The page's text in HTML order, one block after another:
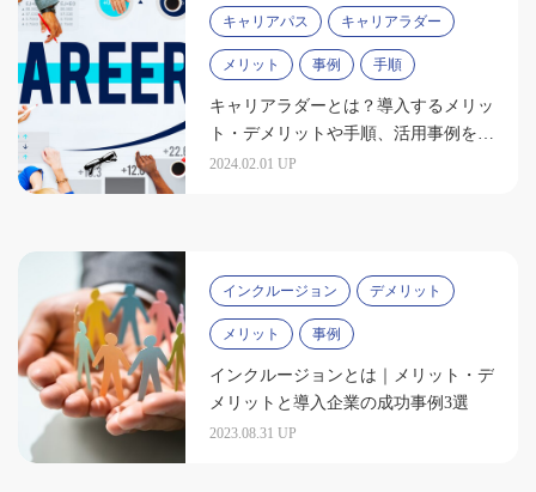
キャリアパス キャリアラダー
メリット 事例 手順
キャリアラダーとは？導入するメリッ
ト・デメリットや手順、活用事例を紹
介
2024.02.01 UP
インクルージョン デメリット
メリット 事例
インクルージョンとは｜メリット・デ
メリットと導入企業の成功事例3選
2023.08.31 UP